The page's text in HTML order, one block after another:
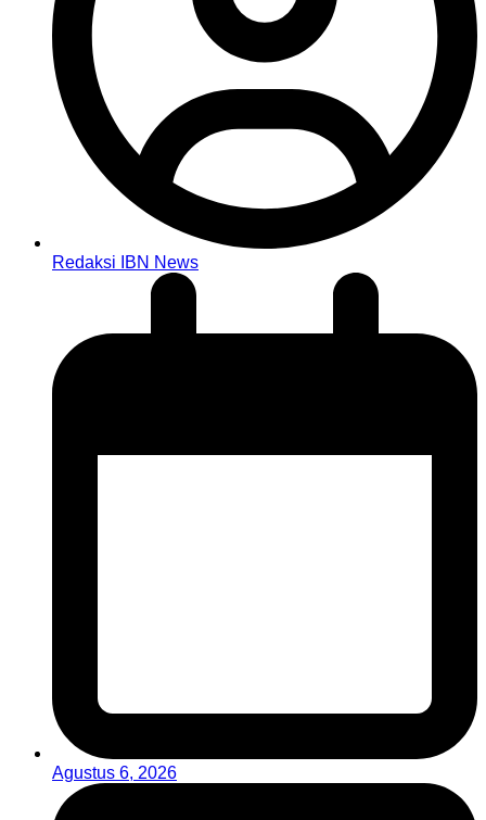
Redaksi IBN News
Agustus 6, 2026